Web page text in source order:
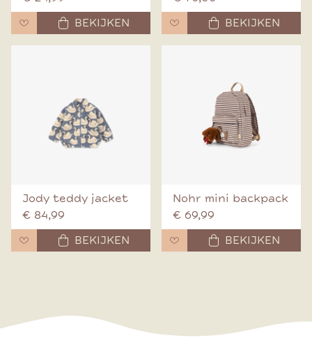
BEKIJKEN
BEKIJKEN
Jody teddy jacket
€ 84,99
BEKIJKEN
Nohr mini backpack
€ 69,99
BEKIJKEN